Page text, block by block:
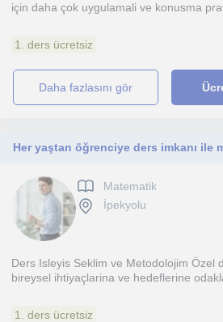
için daha çok uygulamali ve konusma
1. ders ücretsiz
daha fazlasını gör
Matematik
İpekyolu
Ders Isleyis Seklim ve Metodolojim Özel
bireysel ihtiyaçlarina ve hedeflerine
1. ders ücretsiz